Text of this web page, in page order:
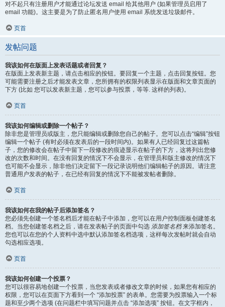
对不起只有注册用户才能通过论坛发送 email 给其他用户 (如果管理员启用了
email 功能)。这主要是为了防止匿名用户使用 email 系统发送垃圾邮件。
页首
发帖问题
我该如何在版面上发表话题或者回复？
在版面上发表新主题，请点击相应的按钮。要回复一个主题，点击回复按钮。您
可能需要注册之后才能发表文章，您所拥有的权限列表显示在版面和文章页面的
下方 (比如 您可以发表新主题，您可以参与投票，等等. 这样的列表)。
页首
我该如何编辑或删除一个帖子？
除非您是管理员或版主，您只能编辑或删除您自己的帖子。您可以点击“编辑”按钮
编辑一个帖子 (有时必须在发表后的一段时间内)。如果有人已经回复过这篇帖
子，您的修改会在帖子中留下一段修改的痕迹显示在帖子的下方，这将列出您修
改的次数和时间。在没有回复的情况下不会显示，在管理员和版主修改的情况下
也可能不会显示，除非他们决定留下一段记录说明他们编辑帖子的原因。请注意
普通用户发表的帖子，在已经有回复的情况下不能被发帖者删除。
页首
我该如何在我的帖子后添加签名？
您必须先创建一个签名档后才能在帖子中添加，您可以在用户控制面板创建签名
档。当您创建签名档之后，请在发表帖子的页面中勾选 添加签名档来添加签名。
您也可以在您的个人资料中选中默认添加签名档选项，这样每次发帖时就会自动
勾选相应选项。
页首
我该如何创建一个投票？
您可以很容易地创建一个投票，当您发表或者修改文章的时候，如果您有相应的
权限，您可以在页面下方看到一个 “添加投票” 的表单。您需要为投票输入一个标
题和至少两个选项 (在问题栏中填写问题并点击 “添加选项” 按钮。在文字框内，